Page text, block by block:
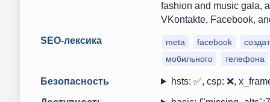
fashion and music gala,
VKontakte, Facebook,
SEO-лексика meta facebook
мобильного
телефона
Безопасность hsts: ✅, csp: ❌,